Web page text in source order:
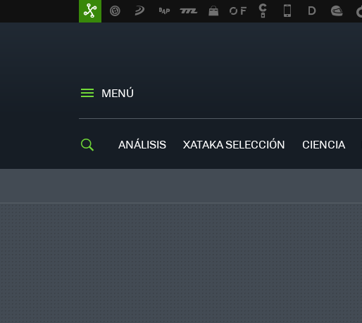
MENÚ
ANÁLISIS XATAKA SELECCIÓN CIENCIA